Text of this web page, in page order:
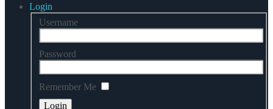
Login
Username
Password
Remember Me